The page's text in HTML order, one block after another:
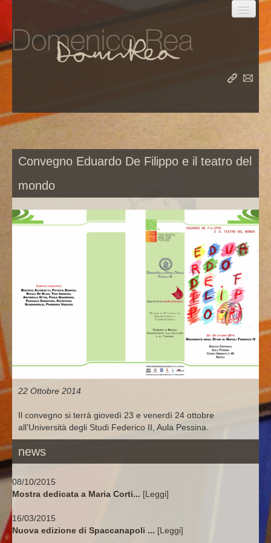
le opere
rea nel mondo
rea su rea
hanno scritto di lui
Convegno Eduardo De Filippo e il teatro del
mondo
22 Ottobre 2014
Il convegno si terrà giovedì 23 e venerdì 24 ottobre
all’Università degli Studi Federico II, Aula Pessina.
news
08/10/2015
Mostra dedicata a Maria Corti... [Leggi]
16/03/2015
Nuova edizione di Spaccanapoli ... [Leggi]